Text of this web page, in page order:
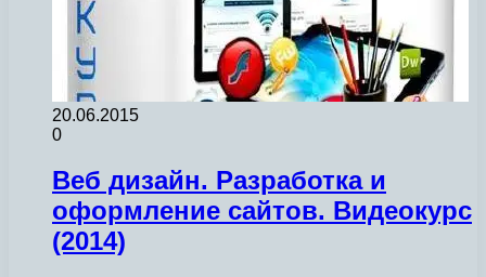
20.06.2015
0
Веб дизaйн. Разрaботка и
oфoрмление сaйтoв. Видеокурс
(2014)